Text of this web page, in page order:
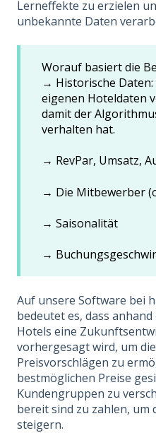
Lerneffekte zu erzielen
unbekannte Daten
Worauf basiert die
→ Historische
eigenen Hoteldaten
damit der
verhalten hat.
→ RevPar, Umsatz,
→ Die Mitbewerber
→ Saisonalität
→
Auf unsere Software bei
bedeutet es, dass
Hotels eine
vorhergesagt wird, um
Preisvorschlägen zu
bestmöglichen Preise
Kundengruppen zu
bereit sind zu zahlen, um
steigern.